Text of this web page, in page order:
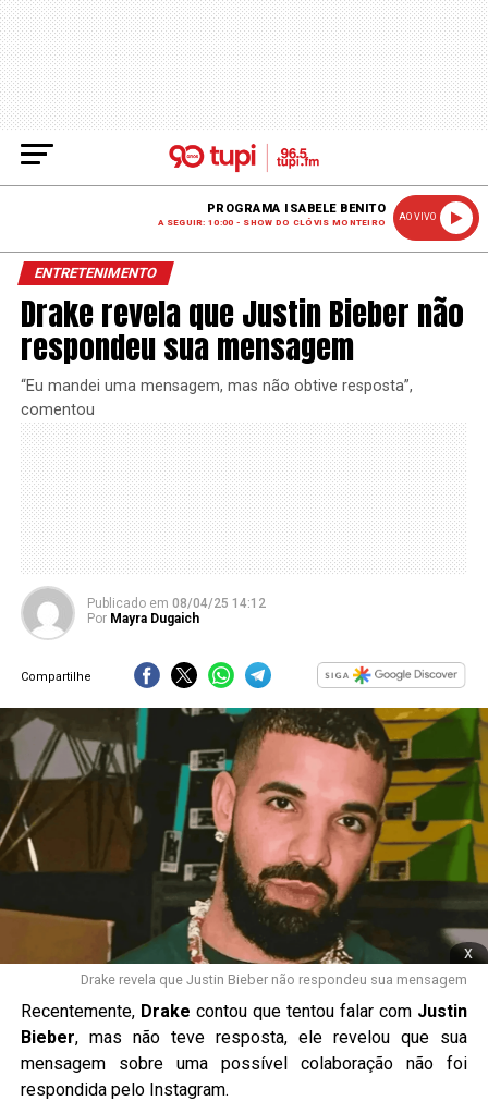
PROGRAMA ISABELE BENITO
A SEGUIR: 10:00 - SHOW DO CLÓVIS MONTEIRO
AO VIVO
ENTRETENIMENTO
Drake revela que Justin Bieber não
respondeu sua mensagem
“Eu mandei uma mensagem, mas não obtive resposta”,
comentou
Publicado em 08/04/25 14:12
Por Mayra Dugaich
Compartilhe
x
Drake revela que Justin Bieber não respondeu sua mensagem
Recentemente, Drake contou que tentou falar com Justin
Bieber, mas não teve resposta, ele revelou que sua
mensagem sobre uma possível colaboração não foi
respondida pelo Instagram.